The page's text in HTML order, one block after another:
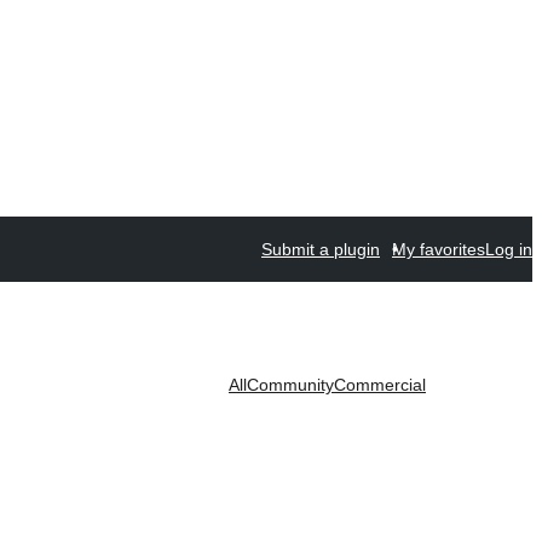
Submit a plugin My favoritesLog in
AllCommunityCommercial